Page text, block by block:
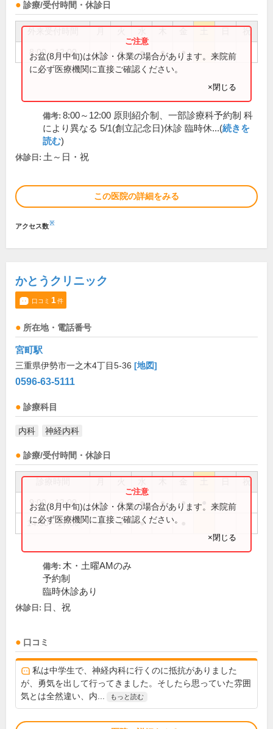
診療/受付時間・休診日
祝
8:00～12:00 ● ● ● ● ●
お盆(8月中旬)は休診・休業の場合があります。来院前
に必ず医療機関に直接ご確認ください。
×閉じる
備考: 8:00～12:00 原則紹介制、一部診療科予約制 科
により異なる 5/1(創立記念日)休診 臨時休...(続きを
読む)
休診日: 土～日・祝
この医院の詳細をみる
アクセス数※
かとうクリニック
口コミ 1件
所在地・電話番号
宮町駅
三重県伊勢市一之木4丁目5-36 [地図]
0596-63-5111
診療科目
内科 神経内科
診療/受付時間・休診日
祝
9:00～12:00 ● ● ● ● ●
14:30～17:00 ● ● ●
お盆(8月中旬)は休診・休業の場合があります。来院前
に必ず医療機関に直接ご確認ください。
×閉じる
備考: 木・土曜AMのみ
予約制
臨時休診あり
休診日: 日、祝
口コミ
私は中学生で、神経内科に行くのに抵抗がありました
が、勇気を出して行ってきました。そしたら思っていた雰囲
気とは全然違い、内...
もっと読む